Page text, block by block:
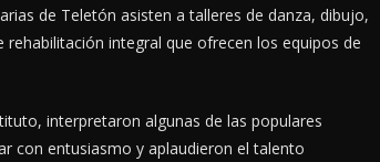
de Teletón asisten a talleres de danza, dibujo,
integral que ofrecen los equipos de
interpretaron algunas de las populares
con entusiasmo y aplaudieron el talento